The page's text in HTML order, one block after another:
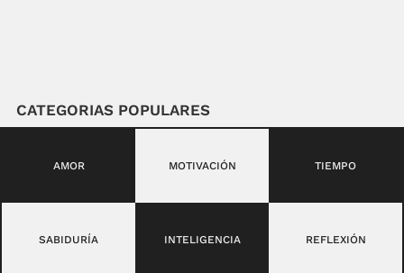
CATEGORIAS POPULARES
AMOR MOTIVACIÓN TIEMPO
SABIDURÍA INTELIGENCIA REFLEXIÓN